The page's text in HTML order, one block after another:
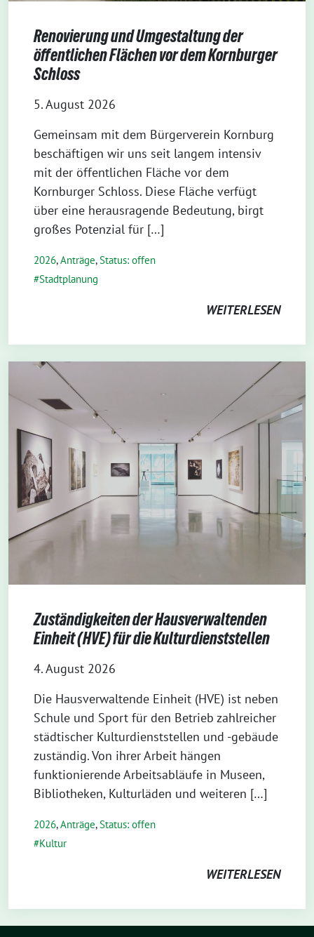
Renovierung und Umgestaltung der
öffentlichen Flächen vor dem Kornburger
Schloss
5. August 2026
Gemeinsam mit dem Bürgerverein Kornburg
beschäftigen wir uns seit langem intensiv
mit der öffentlichen Fläche vor dem
Kornburger Schloss. Diese Fläche verfügt
über eine herausragende Bedeutung, birgt
großes Potenzial für […]
2026,Anträge,Status: offen
Stadtplanung
WEITERLESEN
Zuständigkeiten der Hausverwaltenden
Einheit (HVE) für die Kulturdienststellen
4. August 2026
Die Hausverwaltende Einheit (HVE) ist neben
Schule und Sport für den Betrieb zahlreicher
städtischer Kulturdienststellen und -gebäude
zuständig. Von ihrer Arbeit hängen
funktionierende Arbeitsabläufe in Museen,
Bibliotheken, Kulturläden und weiteren […]
2026,Anträge,Status: offen
Kultur
WEITERLESEN